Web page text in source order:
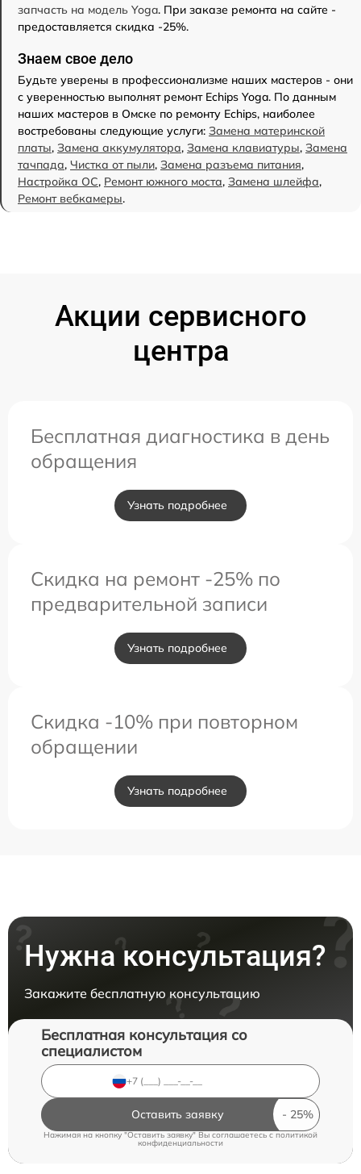
запчасть на модель Yoga. При заказе ремонта на сайте -
предоставляется скидка -25%.
Знаем свое дело
Будьте уверены в профессионализме наших мастеров - они
с уверенностью выполнят ремонт Echips Yoga. По данным
наших мастеров в Омске по ремонту Echips, наиболее
востребованы следующие услуги: Замена материнской
платы, Замена аккумулятора, Замена клавиатуры, Замена
тачпада, Чистка от пыли, Замена разъема питания,
Настройка ОС, Ремонт южного моста, Замена шлейфа,
Ремонт вебкамеры.
Акции сервисного
центра
Бесплатная диагностика в день
обращения
Узнать подробнее
Скидка на ремонт -25% по
предварительной записи
Узнать подробнее
Скидка -10% при повторном
обращении
Узнать подробнее
Нужна консультация?
Закажите бесплатную консультацию
Бесплатная консультация со
специалистом
Оставить заявку
Нажимая на кнопку "Оставить заявку" Вы соглашаетесь cполитикой
конфиденциальности